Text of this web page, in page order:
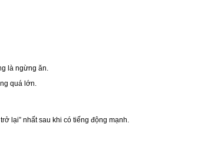
là ngừng ăn.
quá lớn.
lại” nhất sau khi có tiếng động mạnh.